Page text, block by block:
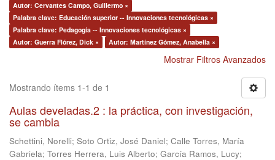
Autor: Cervantes Campo, Guillermo ×
Palabra clave: Educación superior -- Innovaciones tecnológicas ×
Palabra clave: Pedagogía -- Innovaciones tecnológicas ×
Autor: Guerra Flórez, Dick ×
Autor: Martínez Gómez, Anabella ×
Mostrar Filtros Avanzados
Mostrando ítems 1-1 de 1
Aulas develadas.2 : la práctica, con investigación,
se cambia
Schettini, Norelli; Soto Ortiz, José Daniel; Calle Torres, María
Gabriela; Torres Herrera, Luis Alberto; García Ramos, Lucy;